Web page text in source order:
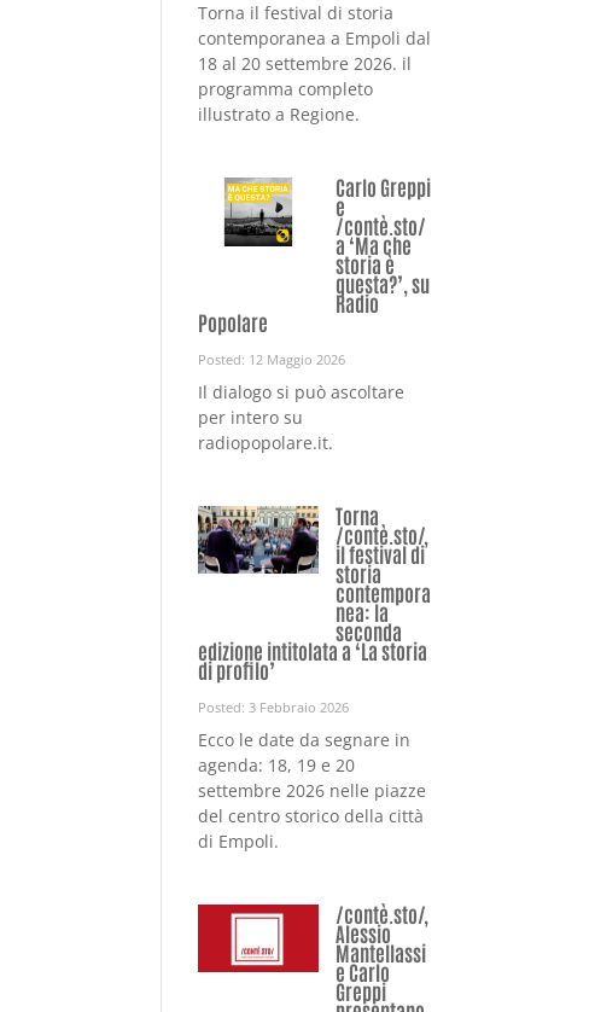
Torna il festival di storia
contemporanea a Empoli dal
18 al 20 settembre 2026. il
programma completo
illustrato a Regione.
Carlo Greppi
e
/contè.sto/
a ‘Ma che
storia è
questa?’, su
Radio
Popolare
Posted: 12 Maggio 2026
Il dialogo si può ascoltare
per intero su
radiopopolare.it.
Torna
/contè.sto/,
il festival di
storia
contempora
nea: la
seconda
edizione intitolata a ‘La storia
di profilo’
Posted: 3 Febbraio 2026
Ecco le date da segnare in
agenda: 18, 19 e 20
settembre 2026 nelle piazze
del centro storico della città
di Empoli.
/contè.sto/,
Alessio
Mantellassi
e Carlo
Greppi